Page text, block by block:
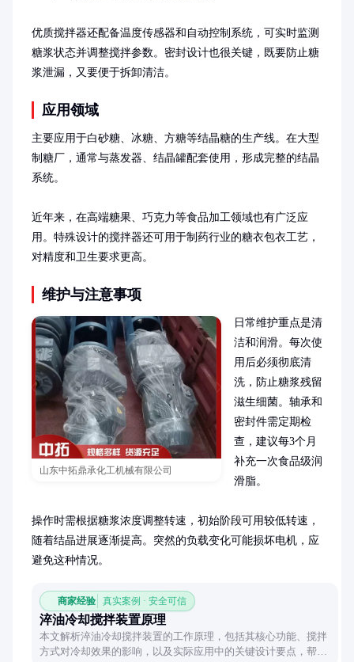
优质搅拌器还配备温度传感器和自动控制系统，可实时监测
糖浆状态并调整搅拌参数。密封设计也很关键，既要防止糖
浆泄漏，又要便于拆卸清洁。
应用领域
主要应用于白砂糖、冰糖、方糖等结晶糖的生产线。在大型
制糖厂，通常与蒸发器、结晶罐配套使用，形成完整的结晶
系统。
近年来，在高端糖果、巧克力等食品加工领域也有广泛应
用。特殊设计的搅拌器还可用于制药行业的糖衣包衣工艺，
对精度和卫生要求更高。
维护与注意事项
山东中拓鼎承化工机械有限公司
日常维护重点是清
洁和润滑。每次使
用后必须彻底清
洗，防止糖浆残留
滋生细菌。轴承和
密封件需定期检
查，建议每3个月
补充一次食品级润
滑脂。
操作时需根据糖浆浓度调整转速，初始阶段可用较低转速，
随着结晶进展逐渐提高。突然的负载变化可能损坏电机，应
避免这种情况。
商家经验 真实案例 · 安全可信
淬油冷却搅拌装置原理
本文解析淬油冷却搅拌装置的工作原理，包括其核心功能、搅拌
方式对冷却效果的影响，以及实际应用中的关键设计要点，帮助